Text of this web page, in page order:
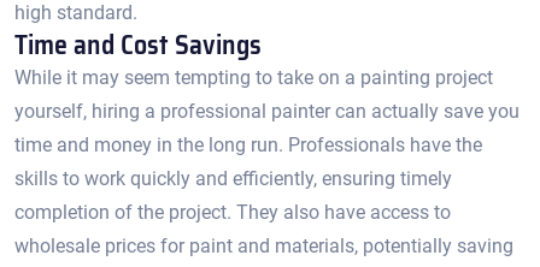
high standard.​
Time and Cost Savings
While it may seem tempting to take on a painting project
yourself, hiring a professional painter can actually save you
time and money in the long run.​ Professionals have the
skills to work quickly and efficiently, ensuring timely
completion of the project.​ They also have access to
wholesale prices for paint and materials, potentially saving